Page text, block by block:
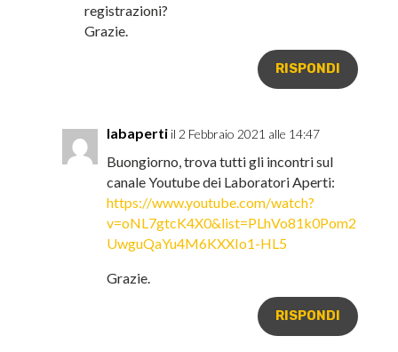
registrazioni?
Grazie.
RISPONDI
labaperti il 2 Febbraio 2021 alle 14:47
Buongiorno, trova tutti gli incontri sul
canale Youtube dei Laboratori Aperti:
https://www.youtube.com/watch?
v=oNL7gtcK4X0&list=PLhVo81k0Pom2
UwguQaYu4M6KXXIo1-HL5
Grazie.
RISPONDI